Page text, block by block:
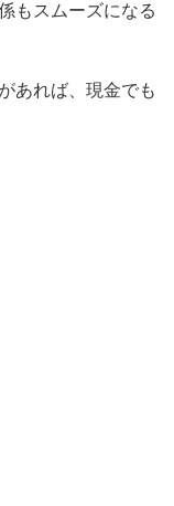
もスムーズになる
あれば、現金でも